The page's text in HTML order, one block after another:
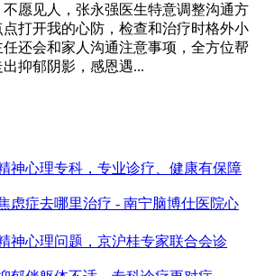
愿见人，张永强医生特意调整沟通方
打开我的心防，检查和治疗时格外小
还会和家人沟通注意事项，全方位帮
抑郁阴影，感恩遇...
神心理专科，专业诊疗、健康有保障
虑症去哪里治疗 - 南宁脑博仕医院心
神心理问题，京沪桂专家联合会诊